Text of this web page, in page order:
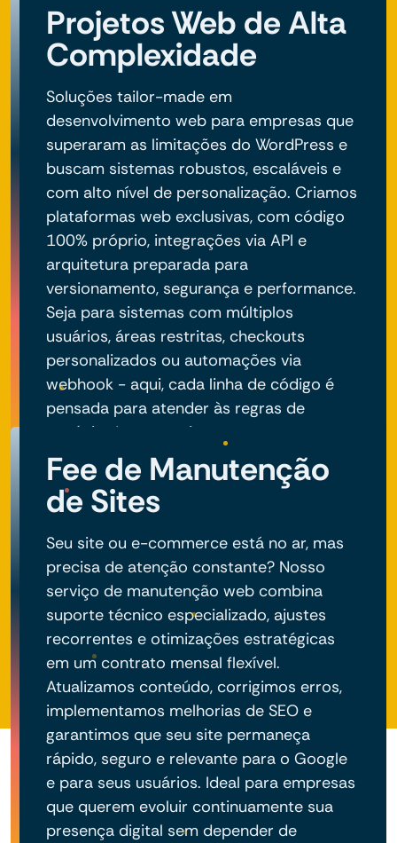
Projetos Web de Alta
Complexidade
Soluções tailor-made em
desenvolvimento web para empresas que
superaram as limitações do WordPress e
buscam sistemas robustos, escaláveis e
com alto nível de personalização. Criamos
plataformas web exclusivas, com código
100% próprio, integrações via API e
arquitetura preparada para
versionamento, segurança e performance.
Seja para sistemas com múltiplos
usuários, áreas restritas, checkouts
personalizados ou automações via
webhook - aqui, cada linha de código é
pensada para atender às regras de
negócio do seu projeto.
Fee de Manutenção
de Sites
Seu site ou e-commerce está no ar, mas
precisa de atenção constante? Nosso
serviço de manutenção web combina
suporte técnico especializado, ajustes
recorrentes e otimizações estratégicas
em um contrato mensal flexível.
Atualizamos conteúdo, corrigimos erros,
implementamos melhorias de SEO e
garantimos que seu site permaneça
rápido, seguro e relevante para o Google
e para seus usuários. Ideal para empresas
que querem evoluir continuamente sua
presença digital sem depender de